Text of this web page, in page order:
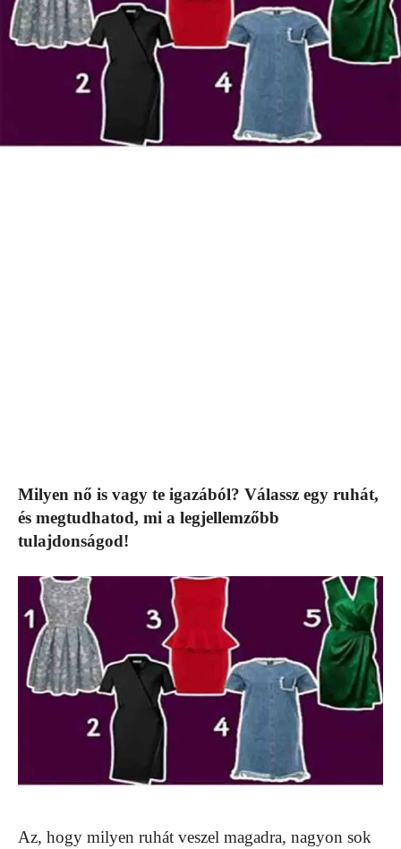
Milyen nő is vagy te igazából? Válassz egy ruhát,
és megtudhatod, mi a legjellemzőbb
tulajdonságod!
Az, hogy milyen ruhát veszel magadra, nagyon sok